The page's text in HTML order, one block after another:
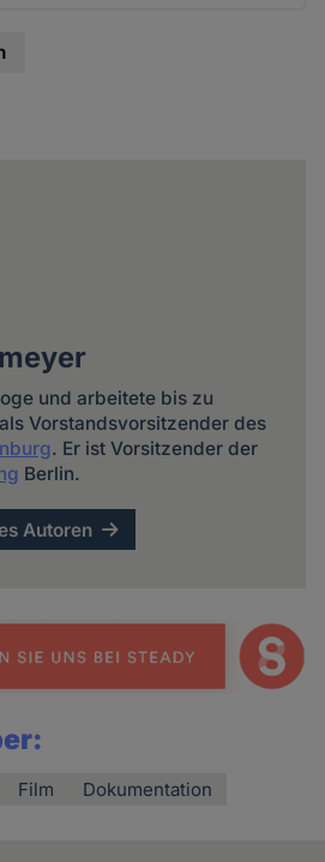
und arbeitete bis zu
Vorstandsvorsitzender des
. Er ist Vorsitzender der
Berlin.
Autoren
Film Dokumentation